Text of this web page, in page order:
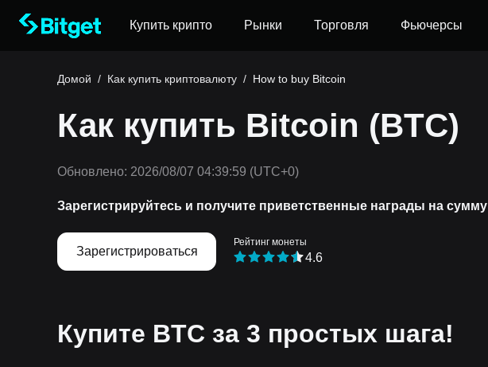
Купить крипто Рынки Торговля Фьючерсы
Домой / Как купить криптовалюту / How to buy Bitcoin
Как купить Bitcoin (BTC)
Обновлено: 2026/08/07 04:39:59 (UTC+0)
Зарегистрируйтесь и получите приветственные награды на сумму
Зарегистрироваться
Рейтинг монеты
4.6
Купите BTC за 3 простых шага!